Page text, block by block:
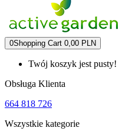
0Shopping Cart 0,00 PLN
Twój koszyk jest pusty!
Obsługa Klienta
664 818 726
Wszystkie kategorie